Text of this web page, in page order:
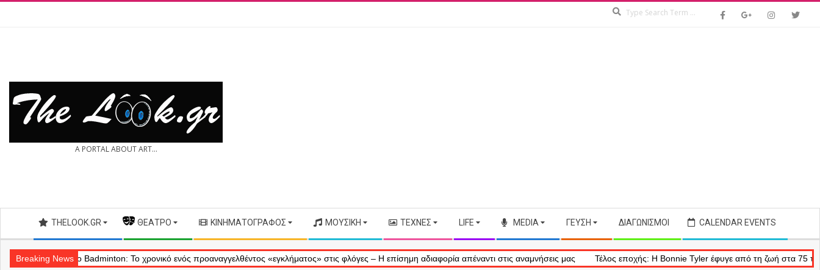
THE A PORTAL ABOUT ART...
Secondary
Navigation
Menu
THELOOK.GR — ΘΈΑΤΡΟ ΚΙΝΗΜΑΤΟΓΡΆΦΟΣ ΜΟΥΣΙΚΉ ΤΈΧΝΕΣ LIFE MEDIA ΓΕΎΣΗ ΔΙΑΓΩΝΙΣΜΟΊ CALENDAR EVENTS
Breaking News
Θέατρο Badminton: Το χρονικό ενός προαναγγελθέντος «εγκλήματος» στις φλόγες – Η επίσημη αδιαφορία απέναντι στις αναμνήσεις μας Τέλος εποχής: Η Bonnie Tyler έφυγε από τη ζωή στα 75 της